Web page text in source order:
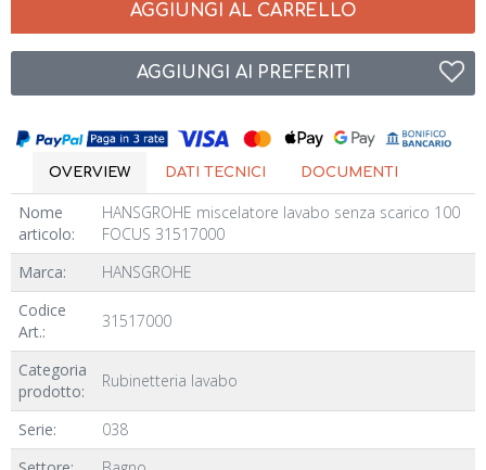
AGGIUNGI AL CARRELLO
AGGIUNGI AI PREFERITI
OVERVIEW DATI TECNICI DOCUMENTI
Nome
articolo:
HANSGROHE miscelatore lavabo senza scarico 100
FOCUS 31517000
Marca:
HANSGROHE
Codice
Art.:
31517000
Categoria
prodotto:
Rubinetteria lavabo
Serie:
038